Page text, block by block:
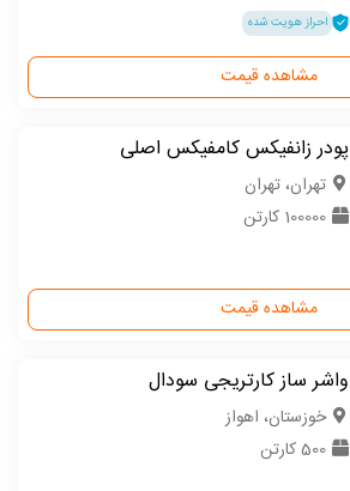
احراز هویت شده
مشاهده قیمت
پودر زانفیکس کامفیکس اصلی
تهران، تهران
100000 کارتن
مشاهده قیمت
واشر ساز کارتریجی سودال
خوزستان، اهواز
500 کارتن